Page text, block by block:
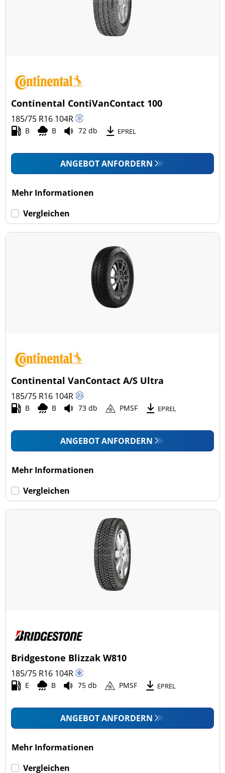
Continental ContiVanContact 100
185/75 R16 104R
B B 72 db EPREL
ANGEBOT ANFORDERN
Mehr Informationen
Vergleichen
Continental VanContact A/S Ultra
185/75 R16 104R
B B 73 db PMSF EPREL
ANGEBOT ANFORDERN
Mehr Informationen
Vergleichen
Bridgestone Blizzak W810
185/75 R16 104R
E B 75 db PMSF EPREL
ANGEBOT ANFORDERN
Mehr Informationen
Vergleichen